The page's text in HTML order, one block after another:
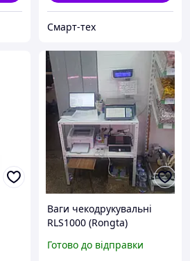
Смарт-тех
Ваги чекодрукувальні
RLS1000 (Rongta)
Готово до відправки